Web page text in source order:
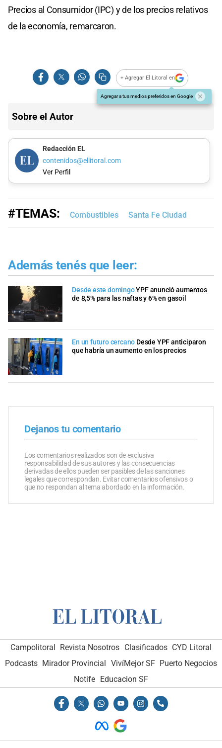
Precios al Consumidor (IPC) y de los precios relativos
de la economía, remarcaron.
+ Agregar El Litoral en
Agregar a tus medios preferidos en Google
Sobre el Autor
Redacción EL
contenidos@ellitoral.com
Ver Perfil
#TEMAS: Combustibles Santa Fe Ciudad
Además tenés que leer:
Desde este domingoYPF anunció aumentos
de 8,5% para las naftas y 6% en gasoil
En un futuro cercano Desde YPF anticiparon
que habría un aumento en los precios
Dejanos tu comentario
Los comentarios realizados son de exclusiva
responsabilidad de sus autores y las consecuencias
derivadas de ellos pueden ser pasibles de las sanciones
legales que correspondan. Evitar comentarios ofensivos o
que no respondan al tema abordado en la información.
Campolitoral Revista Nosotros Clasificados CYD Litoral
Podcasts Mirador Provincial VivíMejor SF Puerto Negocios
Notife
Educacion SF